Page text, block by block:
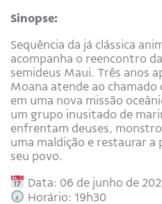
Sinopse:
Sequência da já clássica
acompanha o reencontro
semideus Maui. Três anos
Moana atende ao chamado
em uma nova missão
um grupo inusitado de
enfrentam deuses,
uma maldição e restaurar a
seu povo.
Data: 06 de junho de
Horário: 19h30